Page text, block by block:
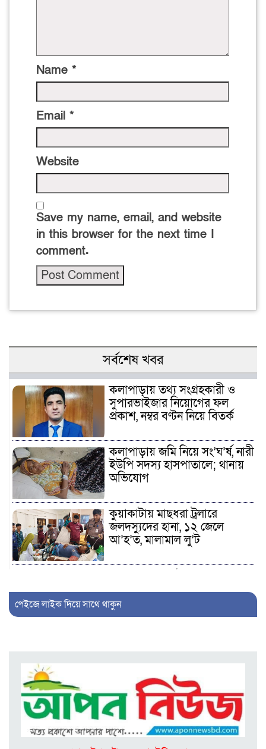
Name *
Email *
Website
Save my name, email, and website
in this browser for the next time I
comment.
সর্বশেষ খবর
কলাপাড়ায় তথ্য সংগ্রহকারী ও
সুপারভাইজার নিয়োগের ফল
প্রকাশ, নম্বর বণ্টন নিয়ে বিতর্ক
কলাপাড়ায় জমি নিয়ে সং’ঘ’র্ষ, নারী
ইউপি সদস্য হাসপাতালে; থানায়
অভিযোগ
কুয়াকাটায় মাছধরা ট্রলারে
জলদস্যুদের হানা, ১২ জেলে
আ’হ’ত, মালামাল লু’ট
দিবস পালিত, ১২ জুলাইযোদ্ধাকে
সংবর্ধনা
পি’টি’য়ে জ’খ’মে’র মা’ম’লায়
প্রধান আ’সা’মি গ্রে’প্তা’র
পটুয়াখালী বন্দর নৌযান শ্রমিক
ইউনিয়নের সাংগঠনিক সম্পাদক
নির্বাচিত হলেন অন্তর
পেইজে লাইক দিয়ে সাথে থাকুন